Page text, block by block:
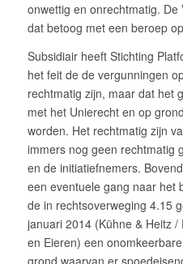
onwettig en onrechtmatig.
dat betoog met een beroep
Subsidiair heeft Stichting
het feit de de vergunningen
rechtmatig zijn, maar dat het
met het Unierecht en op
worden. Het rechtmatig zijn
immers nog geen rechtmatig
en de initiatiefnemers.
een eventuele gang naar het
de in rechtsoverweging 4.15
januari 2014 (Kühne & Heitz
en Eieren) een